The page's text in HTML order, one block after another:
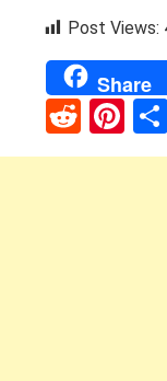
Post Views:
Share
Reddit